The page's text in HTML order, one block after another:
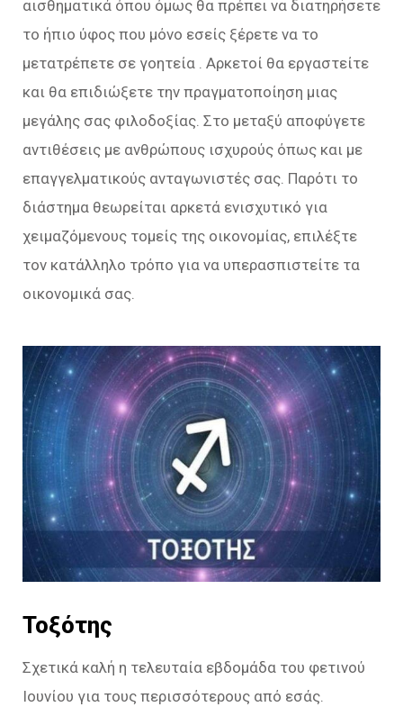
αισθηματικά όπου όμως θα πρέπει να διατηρήσετε
το ήπιο ύφος που μόνο εσείς ξέρετε να το
μετατρέπετε σε γοητεία . Αρκετοί θα εργαστείτε
και θα επιδιώξετε την πραγματοποίηση μιας
μεγάλης σας φιλοδοξίας. Στο μεταξύ αποφύγετε
αντιθέσεις με ανθρώπους ισχυρούς όπως και με
επαγγελματικούς ανταγωνιστές σας. Παρότι το
διάστημα θεωρείται αρκετά ενισχυτικό για
χειμαζόμενους τομείς της οικονομίας, επιλέξτε
τον κατάλληλο τρόπο για να υπερασπιστείτε τα
οικονομικά σας.
Τοξότης
Σχετικά καλή η τελευταία εβδομάδα του φετινού
Ιουνίου για τους περισσότερους από εσάς.